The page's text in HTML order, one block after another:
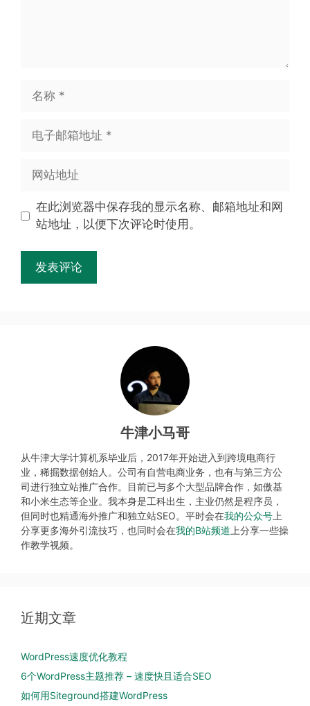
在此浏览器中保存我的显示名称、邮箱地址和网
站地址，以便下次评论时使用。
牛津小马哥
从牛津大学计算机系毕业后，2017年开始进入到跨境电商行
业，稀掘数据创始人。公司有自营电商业务，也有与第三方公
司进行独立站推广合作。目前已与多个大型品牌合作，如傲基
和小米生态等企业。我本身是工科出生，主业仍然是程序员，
但同时也精通海外推广和独立站SEO。平时会在我的公众号 上
分享更多海外引流技巧，也同时会在我的B站频道 上分享一些操
作教学视频。
近期文章
WordPress速度优化教程
6个WordPress主题推荐 – 速度快且适合SEO
如何用Siteground搭建WordPress